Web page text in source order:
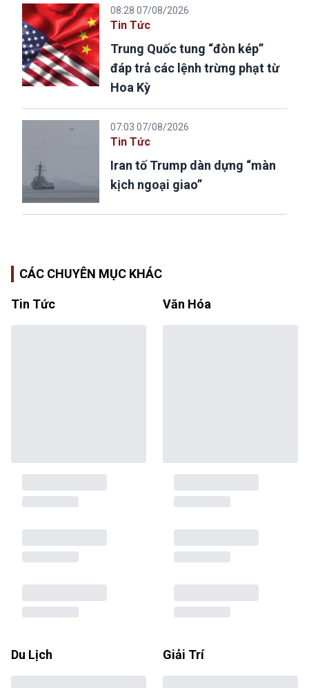
08:28 07/08/2026
Tin Tức
Trung Quốc tung “đòn kép”
đáp trả các lệnh trừng phạt từ
Hoa Kỳ
07:03 07/08/2026
Tin Tức
Iran tố Trump dàn dựng “màn
kịch ngoại giao”
CÁC CHUYÊN MỤC KHÁC
Tin Tức Văn Hóa
Du Lịch Giải Trí